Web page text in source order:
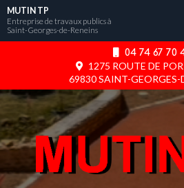
Aller
au
contenu
04 74 67 70
1275 ROUTE DE
69830 SAINT-GEORGES-
MUTIN TP
Entreprise de travaux publics à
Saint-Georges-de-Reneins